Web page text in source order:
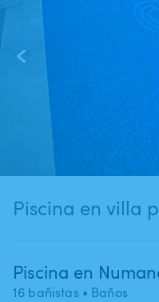
Piscina en villa
Piscina en
16 bañistas • Baños